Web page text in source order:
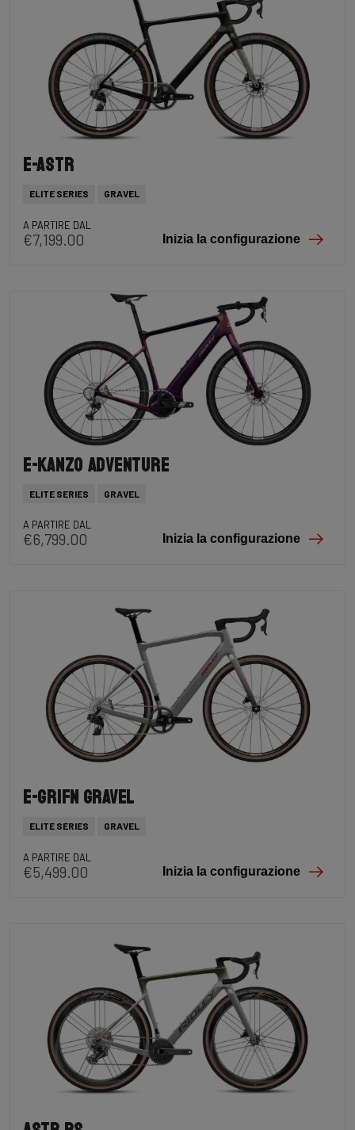
E-Astr
ELITE SERIES GRAVEL
A PARTIRE DAL
€7,199.00 Inizia la configurazione
E-Kanzo Adventure
ELITE SERIES GRAVEL
A PARTIRE DAL
€6,799.00 Inizia la configurazione
E-Grifn Gravel
ELITE SERIES GRAVEL
A PARTIRE DAL
€5,499.00 Inizia la configurazione